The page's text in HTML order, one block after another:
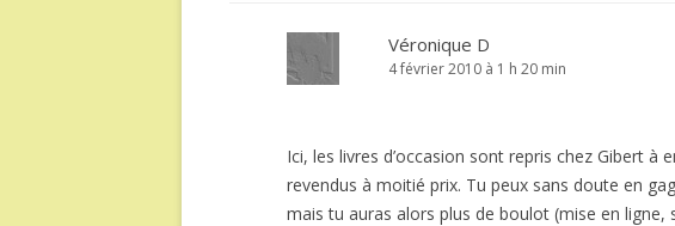
Véronique D
4 février 2010 à 1 h 20 min
Ici, les livres d’occasion sont repris chez Gibert à
revendus à moitié prix. Tu peux sans doute en
mais tu auras alors plus de boulot (mise en ligne,